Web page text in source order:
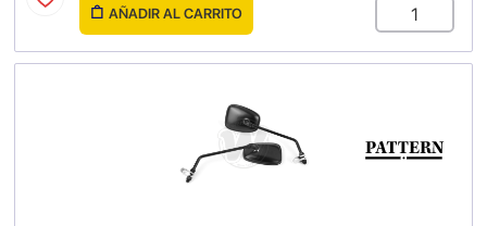
AÑADIR AL CARRITO